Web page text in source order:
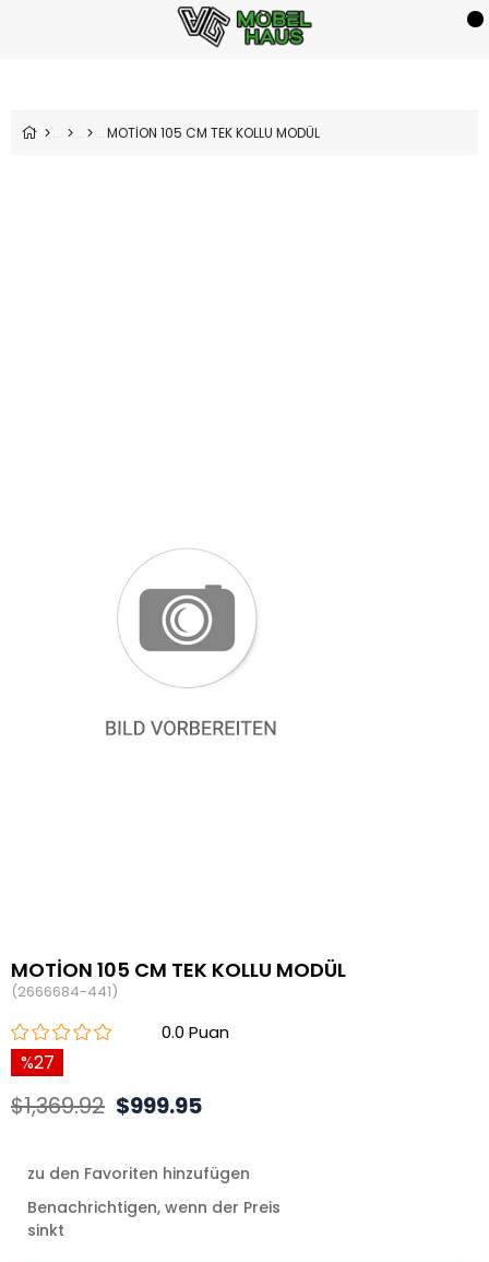
MOTİON 105 CM TEK KOLLU MODÜL
MOTİON 105 CM TEK KOLLU MODÜL
(2666684-441)
0.0
27
$1,369.92 $999.95
zu den Favoriten hinzufügen
Benachrichtigen, wenn der Preis
sinkt